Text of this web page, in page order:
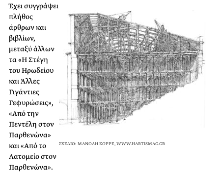
ΣΧΕΔΙΟ: ΜΑΝΟΛΗ ΚΟΡΡΕ, WWW.HARTISMAG.GR
Έχει συγγράψει
πλήθος
άρθρων και
βιβλίων,
μεταξύ άλλων
τα «Η Στέγη
του Ηρωδείου
και Άλλες
Γιγάντιες
Γεφυρώσεις»,
«Από την
Πεντέλη στον
Παρθενώνα»
και «Από το
Λατομείο στον
Παρθενώνα».